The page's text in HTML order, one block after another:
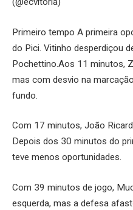
Primeiro tempo A primeira
do Pici. Vitinho desperdiçou
Pochettino.Aos 11 minutos,
mas com desvio na
fundo.
Com 17 minutos, João
Depois dos 30 minutos do
teve menos oportunidades.
Com 39 minutos de jogo,
esquerda, mas a defesa